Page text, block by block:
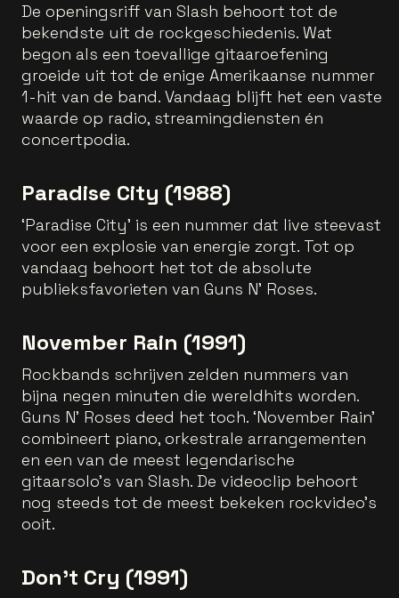
De openingsriff van Slash behoort tot de
bekendste uit de rockgeschiedenis. Wat
begon als een toevallige gitaaroefening
groeide uit tot de enige Amerikaanse nummer
1-hit van de band. Vandaag blijft het een vaste
waarde op radio, streamingdiensten én
concertpodia.
Paradise City (1988)
‘Paradise City’ is een nummer dat live steevast
voor een explosie van energie zorgt. Tot op
vandaag behoort het tot de absolute
publieksfavorieten van Guns N' Roses.
November Rain (1991)
Rockbands schrijven zelden nummers van
bijna negen minuten die wereldhits worden.
Guns N’ Roses deed het toch. ‘November Rain’
combineert piano, orkestrale arrangementen
en een van de meest legendarische
gitaarsolo's van Slash. De videoclip behoort
nog steeds tot de meest bekeken rockvideo's
ooit.
Don't Cry (1991)